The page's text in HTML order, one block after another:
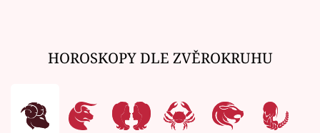
HOROSKOPY DLE ZVĚROKRUHU